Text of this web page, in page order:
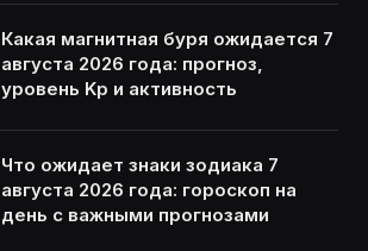
Какая магнитная буря ожидается 7
августа 2026 года: прогноз,
уровень Kp и активность
Что ожидает знаки зодиака 7
августа 2026 года: гороскоп на
день с важными прогнозами